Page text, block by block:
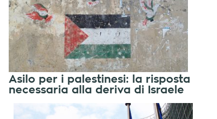
Asilo per i palestinesi: la risposta
necessaria alla deriva di Israele